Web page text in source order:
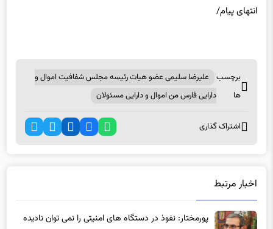
انتهای پیام/
برچسب
ها
علیرضا سلیمی عضو هیات رئیسه مجلس شفافیت اموال و
دارایی فارس من اموال و دارایی مسئولان
اشتراک گذاری
اخبار مرتبط
پورمختار: نفوذ در دستگاه های امنیتی را نمی توان نادیده